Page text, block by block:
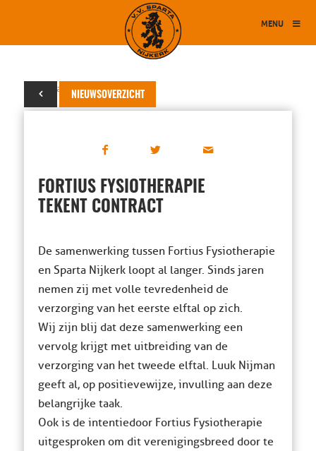
MENU
NIEUWSOVERZICHT
28 januari 2019
FORTIUS FYSIOTHERAPIE
TEKENT CONTRACT
De samenwerking tussen Fortius Fysiotherapie
en Sparta Nijkerk loopt al langer. Sinds jaren
nemen zij met volle tevredenheid de
verzorging van het eerste elftal op zich.
Wij zijn blij dat deze samenwerking een
vervolg krijgt met uitbreiding van de
verzorging van het tweede elftal. Luuk Nijman
geeft al, op positieve wijze, invulling aan deze
belangrijke taak.
Ook is de intentie door Fortius Fysiotherapie
uitgesproken om dit verenigingsbreed door te